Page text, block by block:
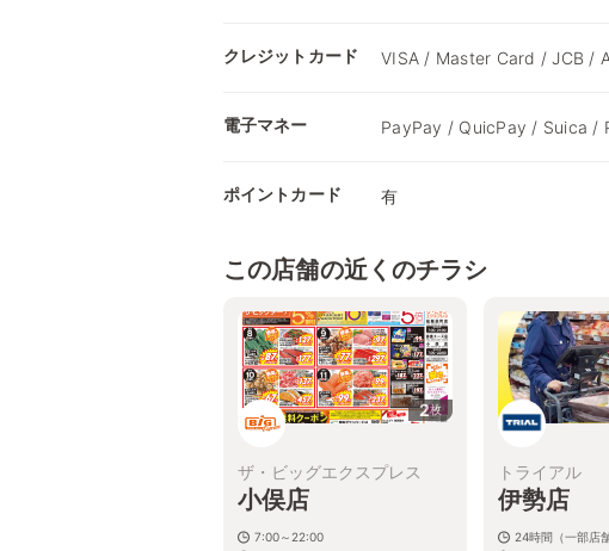
クレジットカード VISA / Master Card / JCB /
電子マネー PayPay / QuicPay / Suica /
ポイントカード 有
この店舗の近くのチラシ
2枚
ザ・ビッグエクスプレス
小俣店
7:00～22:00
トライアル
伊勢店
24時間（一部店